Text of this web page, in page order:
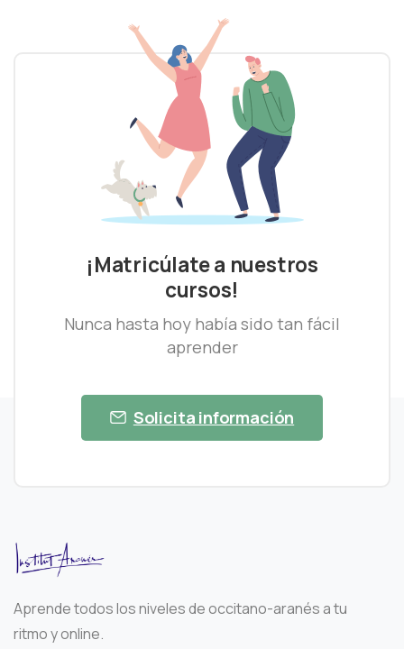
¡Matricúlate a nuestros
cursos!
Nunca hasta hoy había sido tan fácil
aprender
Solicita información
Aprende todos los niveles de occitano-aranés a tu
ritmo y online.